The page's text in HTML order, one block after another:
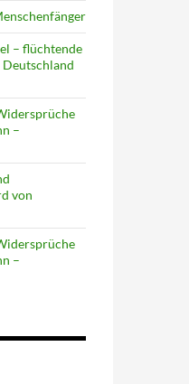
– flüchtende
–
von
–